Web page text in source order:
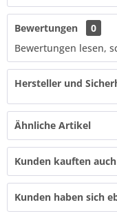
Bewertungen
0
Bewertungen lesen,
Hersteller und
Ähnliche Artikel
Kunden kauften auch
Kunden haben sich